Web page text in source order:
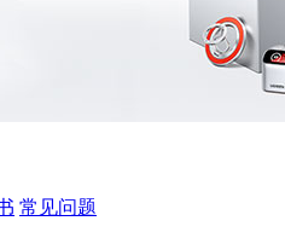
常见问题